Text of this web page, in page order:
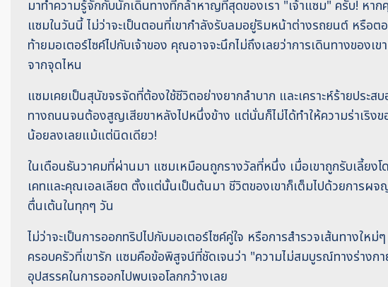
มาทำความรู้จักกับนักเดินทางที่กล้าหาญที่สุดของเรา "เจ้าแซม" ครับ! หา
แซมในวันนี้ ไม่ว่าจะเป็นตอนที่เขากำลังรับลมอยู่ริมหน้าต่างรถยนต์ หรือต
ท้ายมอเตอร์ไซค์ไปกับเจ้าของ คุณอาจจะนึกไม่ถึงเลยว่าการเดินทางของเข
จากจุดไหน
แซมเคยเป็นสุนัขจรจัดที่ต้องใช้ชีวิตอย่างยากลำบาก และเคราะห์ร้ายประส
ทางถนนจนต้องสูญเสียขาหลังไปหนึ่งข้าง แต่นั่นก็ไม่ได้ทำให้ความร่าเริงข
น้อยลงเลยแม้แต่นิดเดียว!
ในเดือนธันวาคมที่ผ่านมา แซมเหมือนถูกรางวัลที่หนึ่ง เมื่อเขาถูกรับเลี้ยง
เคทและคุณเอลเลียต ตั้งแต่นั้นเป็นต้นมา ชีวิตของเขาก็เต็มไปด้วยการผ
ตื่นเต้นในทุกๆ วัน
ไม่ว่าจะเป็นการออกทริปไปกับมอเตอร์ไซค์คู่ใจ หรือการสำรวจเส้นทางใหม่
ครอบครัวที่เขารัก แซมคือข้อพิสูจน์ที่ชัดเจนว่า "ความไม่สมบูรณ์ทางร่างกา
อุปสรรคในการออกไปพบเจอโลกกว้างเลย